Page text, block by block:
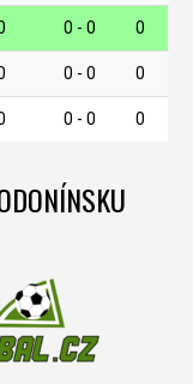
0 - 0 0
0 - 0 0
0 - 0 0